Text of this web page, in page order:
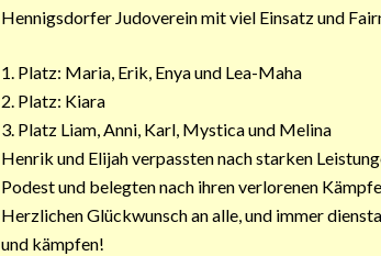
Hennigsdorfer Judoverein mit viel Einsatz und
1. Platz: Maria, Erik, Enya und Lea-Maha
2. Platz: Kiara
3. Platz Liam, Anni, Karl, Mystica und Melina
Henrik und Elijah verpassten nach starken
Podest und belegten nach ihren verlorenen
Herzlichen Glückwunsch an alle, und immer
und kämpfen!